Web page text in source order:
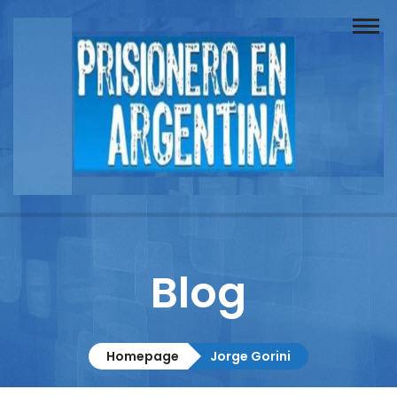
Buscador
Documentos
Columnistas
Contacto
Blog
Homepage Jorge Gorini